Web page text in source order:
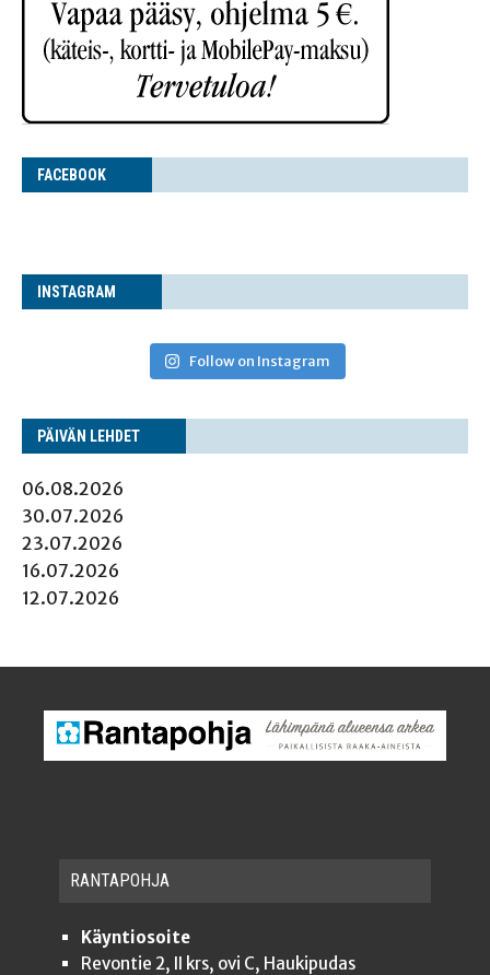
FACE­BOOK
INS­TA­GRAM
Follow on Instagram
PÄI­VÄN LEHDET
06.08.2026
30.07.2026
23.07.2026
16.07.2026
12.07.2026
RAN­TA­POH­JA
Käyntiosoite
Revontie 2, II krs, ovi C, Haukipudas